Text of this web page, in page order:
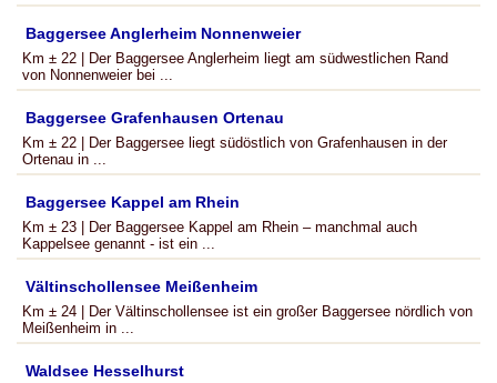
Baggersee Anglerheim Nonnenweier
Km ± 22 | Der Baggersee Anglerheim liegt am südwestlichen Rand
von Nonnenweier bei ...
Baggersee Grafenhausen Ortenau
Km ± 22 | Der Baggersee liegt südöstlich von Grafenhausen in der
Ortenau in ...
Baggersee Kappel am Rhein
Km ± 23 | Der Baggersee Kappel am Rhein – manchmal auch
Kappelsee genannt - ist ein ...
Vältinschollensee Meißenheim
Km ± 24 | Der Vältinschollensee ist ein großer Baggersee nördlich von
Meißenheim in ...
Waldsee Hesselhurst